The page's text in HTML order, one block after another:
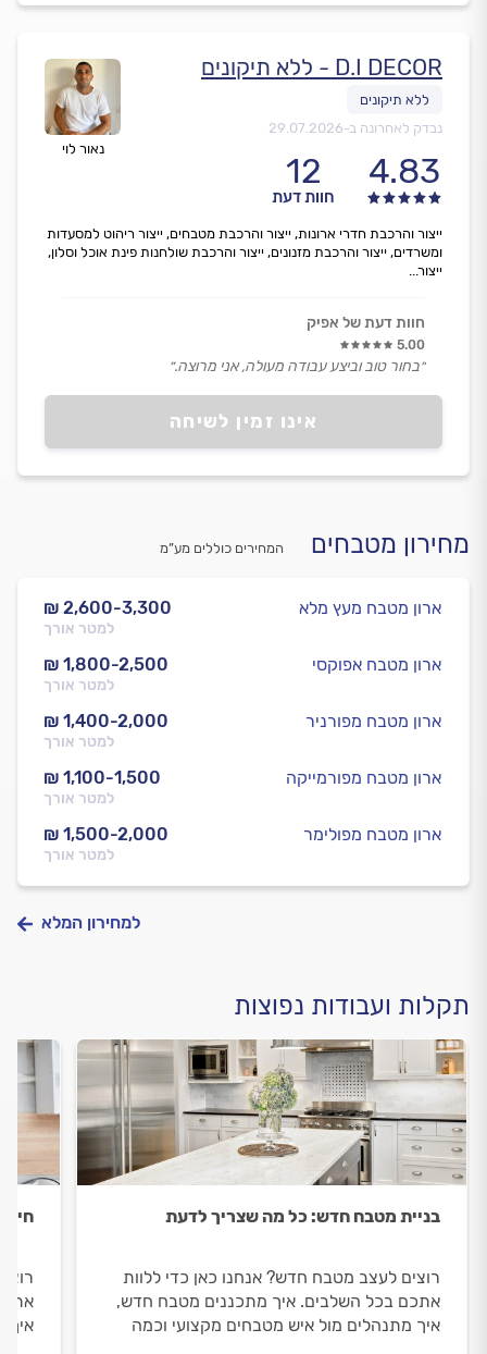
נאור לוי
D.I DECOR - ללא תיקונים
נבדק לאחרונה ב-29.07.2026
4.83
12
חוות דעת
אינו זמין לשיחה
ייצור והרכבת חדרי ארונות, ייצור והרכבת מטבחים, ייצור ריהוט למסעדות
ומשרדים, ייצור והרכבת מזנונים, ייצור והרכבת שולחנות פינת אוכל וסלון,
ייצור...
חוות דעת של אפיק
5.00
״בחור טוב וביצע עבודה מעולה, אני מרוצה.״
מחירון מטבחים המחירים כוללים מע”מ
₪ 2,600-3,300
למטר אורך
ארון מטבח מעץ מלא
₪ 1,800-2,500
למטר אורך
ארון מטבח אפוקסי
₪ 1,400-2,000
למטר אורך
ארון מטבח מפורניר
₪ 1,100-1,500
למטר אורך
ארון מטבח מפורמייקה
₪ 1,500-2,000
למטר אורך
ארון מטבח מפולימר
למחירון המלא
תקלות ועבודות נפוצות
בניית מטבח חדש: כל מה שצריך לדעת
רוצים לעצב מטבח חדש? אנחנו כאן כדי ללוות
אתכם בכל השלבים. איך מתכננים מטבח חדש,
איך מתנהלים מול איש מטבחים מקצועי וכמה
איך